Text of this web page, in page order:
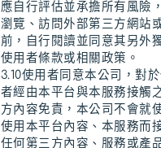
應自行評估並承擔所有風險
瀏覽、訪問外部第三方網站
前，自行閱讀並同意其另外
使用者條款或相關政策。
3.10使用者同意本公司，對於
者經由本平台與本服務接觸
方內容免責，本公司不會就
使用本平台內容、本服務而
任何第三方內容、服務或產